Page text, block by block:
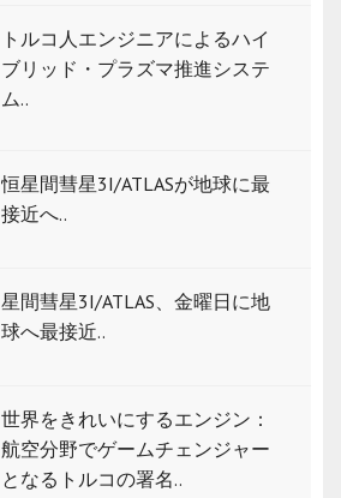
トルコ人エンジニアによるハイ
ブリッド・プラズマ推進システ
ム..
恒星間彗星3I/ATLASが地球に最
接近へ..
星間彗星3I/ATLAS、金曜日に地
球へ最接近..
世界をきれいにするエンジン：
航空分野でゲームチェンジャー
となるトルコの署名..